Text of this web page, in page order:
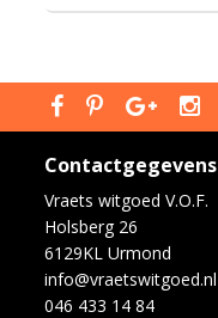
Contactgegevens
Vraets witgoed V.O.F.
Holsberg 26
6129KL Urmond
info@vraetswitgoed.nl
046 433 14 84